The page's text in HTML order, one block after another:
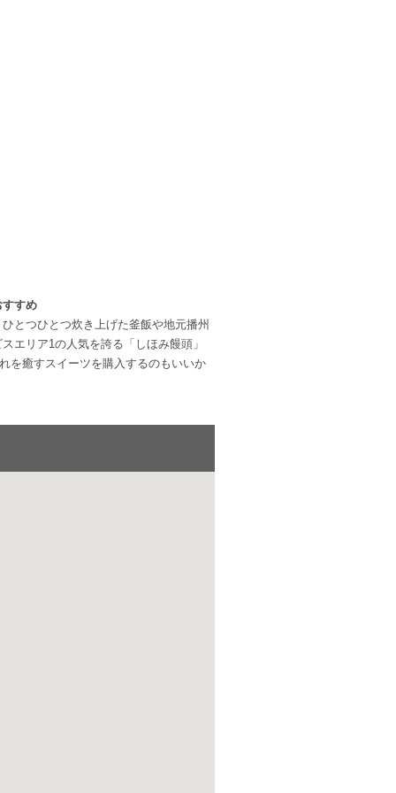
すすめ
とつひとつ炊き上げた釜飯や地元播州
エリア1の人気を誇る「しほみ饅頭」
を癒すスイーツを購入するのもいいか